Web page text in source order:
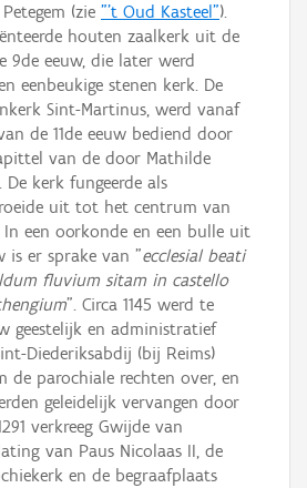
(zie "'t Oud Kasteel").
houten zaalkerk uit de
9de eeuw, die later werd
eenbeukige stenen kerk. De
Sint-Martinus, werd vanaf
de 11de eeuw bediend door
van de door Mathilde
kerk fungeerde als
uit tot het centrum van
In een oorkonde en een bulle uit
is er sprake van "ecclesial beati
fluvium sitam in castello
". Circa 1145 werd te
geestelijk en administratief
Diederiksabdij (bij Reims)
de parochiale rechten over, en
geleidelijk vervangen door
verkreeg Gwijde van
van Paus Nicolaas II, de
en de begraafplaats